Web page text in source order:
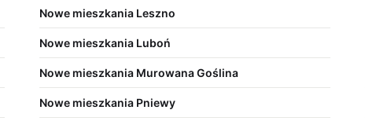
Nowe mieszkania Leszno
Nowe mieszkania Luboń
Nowe mieszkania Murowana Goślina
Nowe mieszkania Pniewy